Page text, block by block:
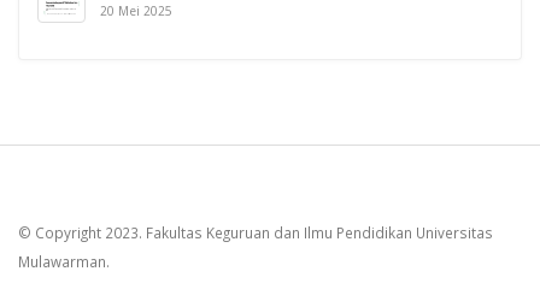
20 Mei 2025
© Copyright 2023. Fakultas Keguruan dan Ilmu Pendidikan Universitas
Mulawarman.